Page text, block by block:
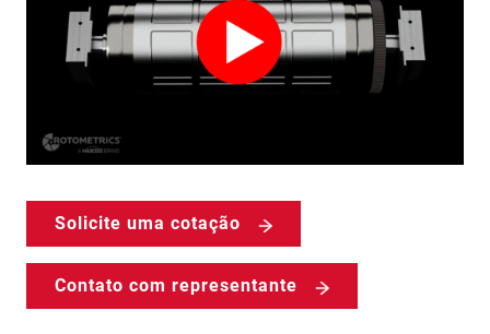
Solicite uma cotação
Contato com representante